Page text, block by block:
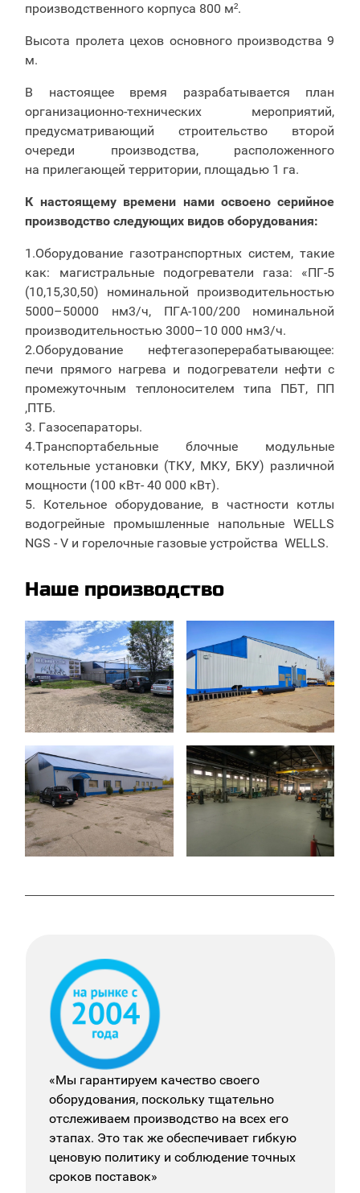
производственного корпуса 800 м².
Высота пролета цехов основного производства 9
м.
В настоящее время разрабатывается план
организационно-технических мероприятий,
предусматривающий строительство второй
очереди производства, расположенного
на прилегающей территории, площадью 1 га.
К настоящему времени нами освоено серийное
производство следующих видов оборудования:
1.Оборудование газотранспортных систем, такие
как: магистральные подогреватели газа: «ПГ-5
(10,15,30,50) номинальной производительностью
5000–50000 нм3/ч, ПГА-100/200 номинальной
производительностью 3000–10 000 нм3/ч.
2.Оборудование нефтегазоперерабатывающее:
печи прямого нагрева и подогреватели нефти с
промежуточным теплоносителем типа ПБТ, ПП
,ПТБ.
3. Газосепараторы.
4.Транспортабельные блочные модульные
котельные установки (ТКУ, МКУ, БКУ) различной
мощности (100 кВт- 40 000 кВт).
5. Котельное оборудование, в частности котлы
водогрейные промышленные напольные WELLS
NGS - V и горелочные газовые устройства WELLS.
Наше производство
«Мы гарантируем качество своего
оборудования, поскольку тщательно
отслеживаем производство на всех его
этапах. Это так же обеспечивает гибкую
ценовую политику и соблюдение точных
сроков поставок»